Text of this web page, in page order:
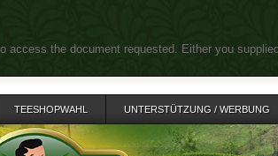
the document requested. Either you
TEESHOPWAHL UNTERSTÜTZUNG / WERBUNG